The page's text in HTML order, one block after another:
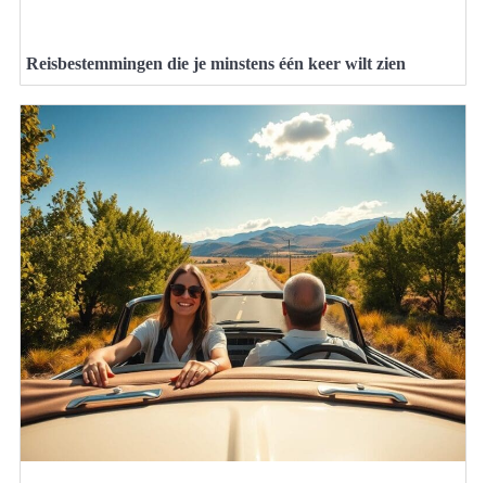
Reisbestemmingen die je minstens één keer wilt zien